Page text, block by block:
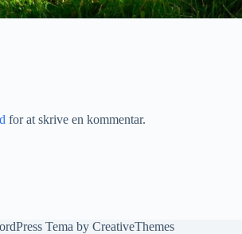
for at skrive en kommentar.
Tema by CreativeThemes